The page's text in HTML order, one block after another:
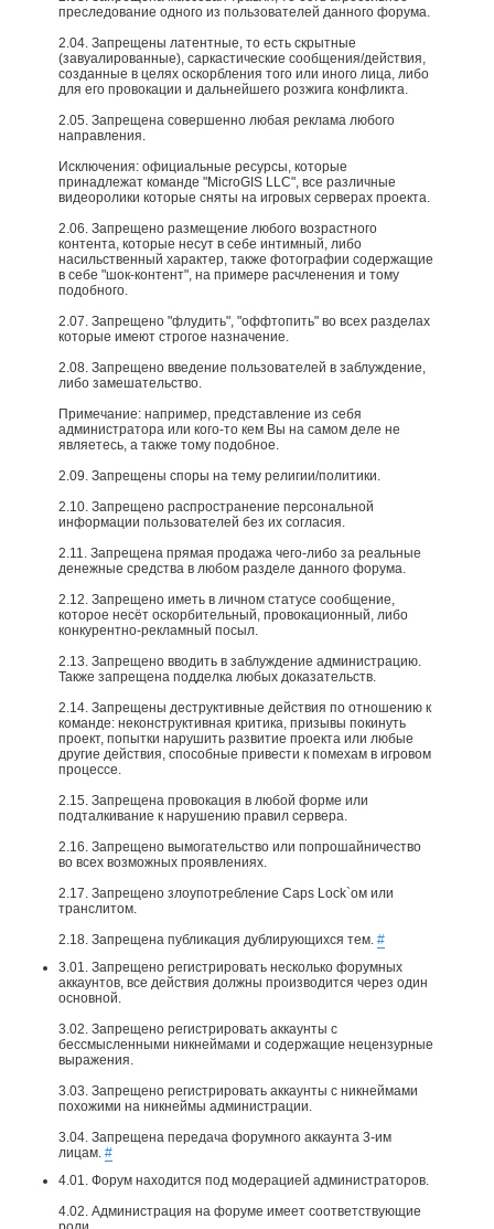
преследование одного из пользователей данного форума.
2.04. Запрещены латентные, то есть скрытные
(завуалированные), саркастические сообщения/действия,
созданные в целях оскорбления того или иного лица, либо
для его провокации и дальнейшего розжига конфликта.
2.05. Запрещена совершенно любая реклама любого
направления.
Исключения: официальные ресурсы, которые
принадлежат команде "MicroGIS LLC", все различные
видеоролики которые сняты на игровых серверах проекта.​
2.06. Запрещено размещение любого возрастного
контента, которые несут в себе интимный, либо
насильственный характер, также фотографии содержащие
в себе "шок-контент", на примере расчленения и тому
подобного.
2.07. Запрещено "флудить", "оффтопить" во всех разделах
которые имеют строгое назначение.
2.08. Запрещено введение пользователей в заблуждение,
либо замешательство.
Примечание: например, представление из себя
администратора или кого-то кем Вы на самом деле не
являетесь, а также тому подобное.​
2.09. Запрещены споры на тему религии/политики.
2.10. Запрещено распространение персональной
информации пользователей без их согласия.
2.11. Запрещена прямая продажа чего-либо за реальные
денежные средства в любом разделе данного форума.
2.12. Запрещено иметь в личном статусе сообщение,
которое несёт оскорбительный, провокационный, либо
конкурентно-рекламный посыл.
2.13. Запрещено вводить в заблуждение администрацию.
Также запрещена подделка любых доказательств.
2.14. Запрещены деструктивные действия по отношению к
команде: неконструктивная критика, призывы покинуть
проект, попытки нарушить развитие проекта или любые
другие действия, способные привести к помехам в игровом
процессе.
2.15. Запрещена провокация в любой форме или
подталкивание к нарушению правил сервера.
2.16. Запрещено вымогательство или попрошайничество
во всех возможных проявлениях.
2.17. Запрещено злоупотребление Caps Lock`ом или
транслитом.
2.18. Запрещена публикация дублирующихся тем. #
3.01. Запрещено регистрировать несколько форумных
аккаунтов, все действия должны производится через один
основной.
3.02. Запрещено регистрировать аккаунты с
бессмысленными никнеймами и содержащие нецензурные
выражения.
3.03. Запрещено регистрировать аккаунты с никнеймами
похожими на никнеймы администрации.
3.04. Запрещена передача форумного аккаунта 3-им
лицам. #
4.01. Форум находится под модерацией администраторов.
4.02. Администрация на форуме имеет соответствующие